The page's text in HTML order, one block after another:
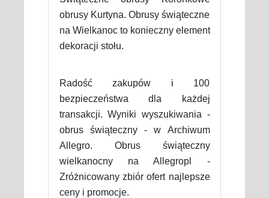
obrusy Kurtyna. Obrusy świąteczne
na Wielkanoc to konieczny element
dekoracji stołu.
Radość zakupów i 100
bezpieczeństwa dla każdej
transakcji. Wyniki wyszukiwania -
obrus świąteczny - w Archiwum
Allegro. Obrus świąteczny
wielkanocny na Allegropl -
Zróżnicowany zbiór ofert najlepsze
ceny i promocje.